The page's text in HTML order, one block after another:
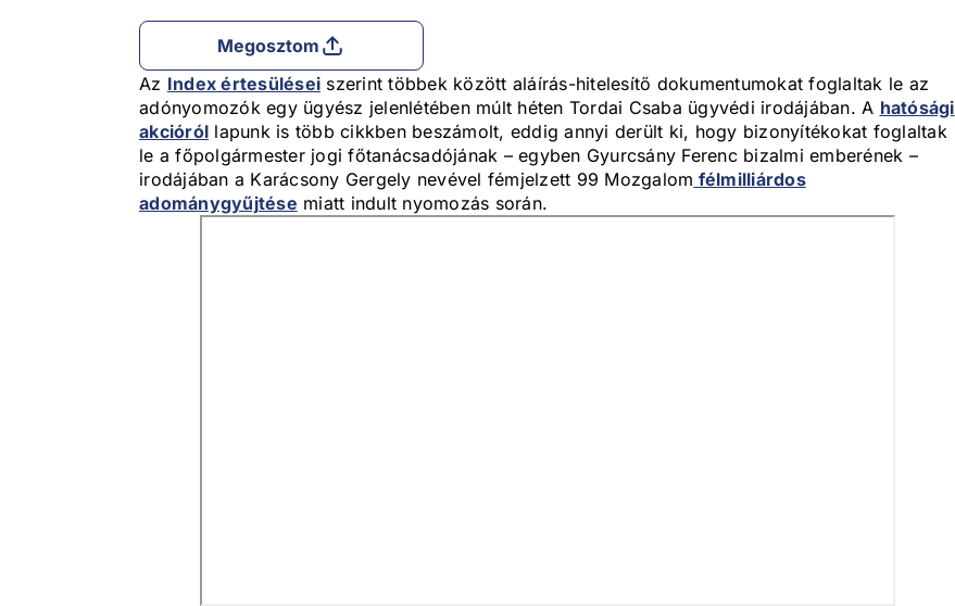
Megosztom
Az Index értesülései szerint többek között aláírás-hitelesítő dokumentumokat foglaltak le az
adónyomozók egy ügyész jelenlétében múlt héten Tordai Csaba ügyvédi irodájában. A hatósági
akcióról lapunk is több cikkben beszámolt, eddig annyi derült ki, hogy bizonyítékokat foglaltak
le a főpolgármester jogi főtanácsadójának – egyben Gyurcsány Ferenc bizalmi emberének –
irodájában a Karácsony Gergely nevével fémjelzett 99 Mozgalom félmilliárdos
adománygyűjtése miatt indult nyomozás során.